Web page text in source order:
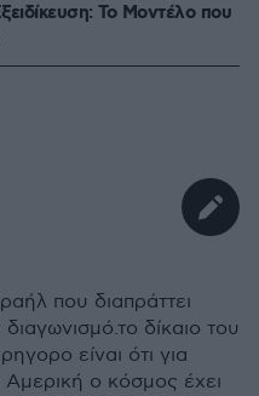
Το Mοντέλο που
που διαπράττει
δίκαιο του
είναι ότι για
ο κόσμος έχει